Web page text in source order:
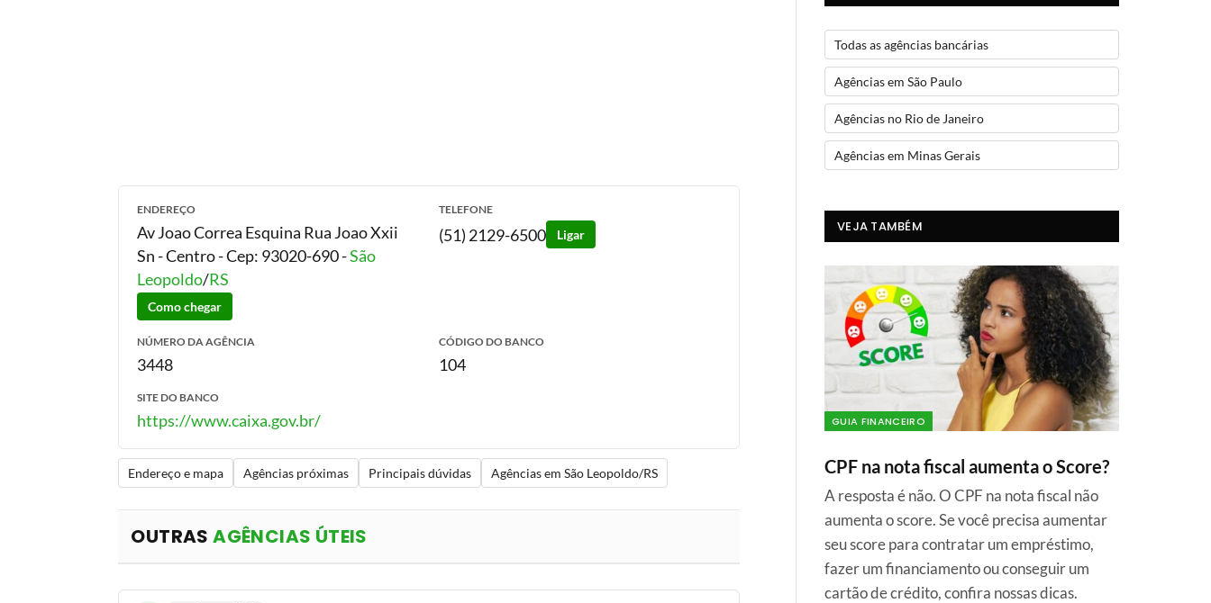
ENDEREÇO
Av Joao Correa Esquina Rua Joao Xxii
Sn - Centro- Cep: 93020-690-São
Leopoldo/RS
Como chegar
TELEFONE
(51) 2129-6500 Ligar
NÚMERO DA AGÊNCIA
3448
CÓDIGO DO BANCO
104
SITE DO BANCO
https://www.caixa.gov.br/
Endereço e mapa Agências próximas Principais dúvidas Agências em São Leopoldo/RS
OUTRASAGÊNCIAS ÚTEIS
Todas as agências bancárias
Agências em São Paulo
Agências no Rio de Janeiro
Agências em Minas Gerais
VEJA TAMBÉM
GUIA FINANCEIRO
CPF na nota fiscal aumenta o Score?
A resposta é não. O CPF na nota fiscal não
aumenta o score. Se você precisa aumentar
seu score para contratar um empréstimo,
fazer um financiamento ou conseguir um
cartão de crédito, confira nossas dicas.